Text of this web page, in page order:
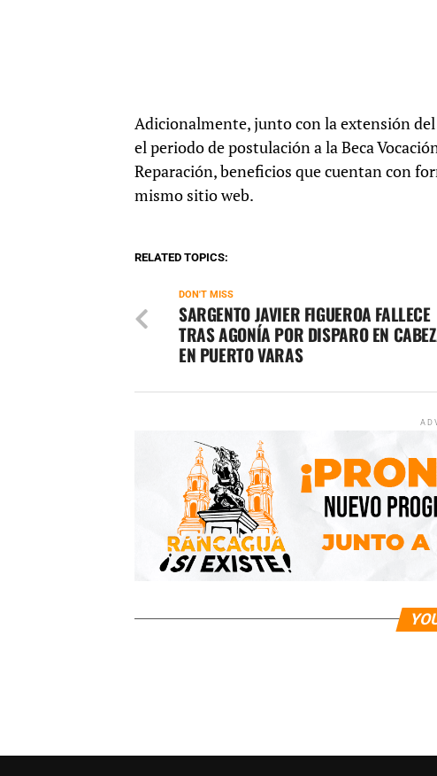
Adicionalmente, junto con la extensión
el periodo de postulación a la Beca
Reparación, beneficios que cuentan con
mismo sitio web.
RELATED TOPICS:
DON'T MISS
SARGENTO JAVIER FIGUEROA FALLECE
TRAS AGONÍA POR DISPARO EN
EN PUERTO VARAS